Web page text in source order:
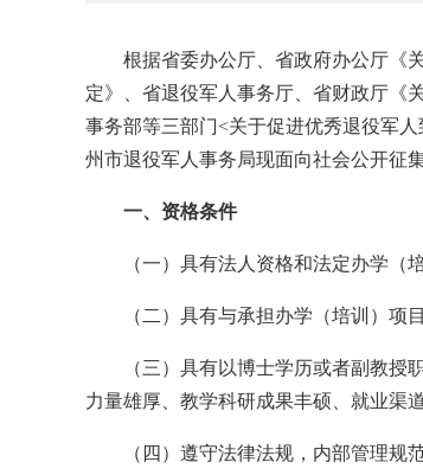
根据省委办公厅、省政府办公厅《
定》、省退役军人事务厅、省财政厅《
事务部等三部门<关于促进优秀退役军
州市退役军人事务局现面向社会公开征
一、资格条件
（一）具有法人资格和法定办学
（二）具有与承担办学（培训）项
（三）具有以博士学历或者副教
力量雄厚、教学科研成果丰硕、就业渠
（四）遵守法律法规，内部管理规